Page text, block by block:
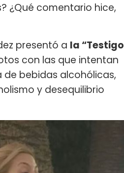
¿Qué comentario hice,
presentó a la “Testigo
con las que intentan
bebidas alcohólicas,
y desequilibrio